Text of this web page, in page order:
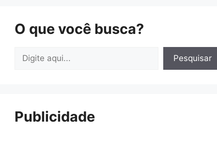
O que você busca?
Pesquisar Pesquisar
Publicidade